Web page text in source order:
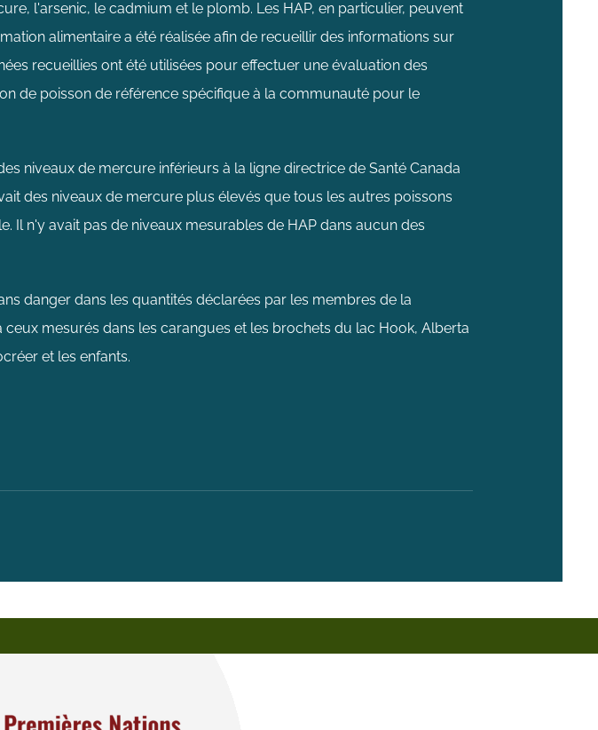
l'arsenic, le cadmium et le plomb. Les HAP, en particulier, peuvent
alimentaire a été réalisée afin de recueillir des informations sur
recueillies ont été utilisées pour effectuer une évaluation des
de poisson de référence spécifique à la communauté pour le
niveaux de mercure inférieurs à la ligne directrice de Santé Canada
des niveaux de mercure plus élevés que tous les autres poissons
Il n'y avait pas de niveaux mesurables de HAP dans aucun des
danger dans les quantités déclarées par les membres de la
mesurés dans les carangues et les brochets du lac Hook, Alberta
et les enfants.